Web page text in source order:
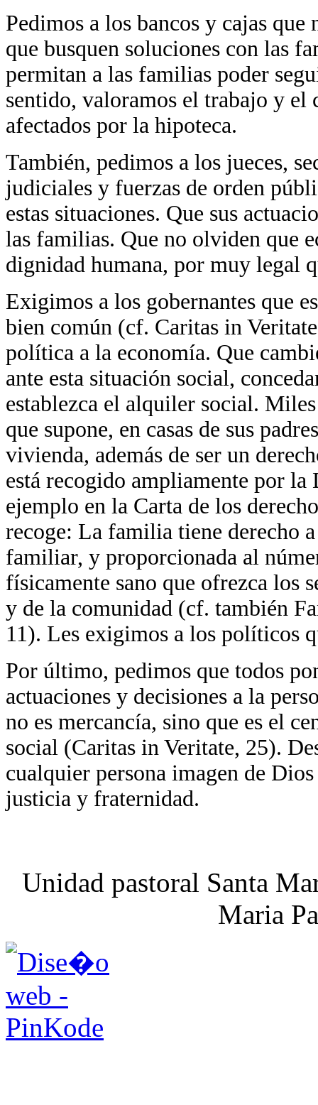
Pedimos a los bancos y cajas
que busquen soluciones con las
permitan a las familias poder
sentido, valoramos el trabajo y el
afectados por la hipoteca.
También, pedimos a los jueces,
judiciales y fuerzas de orden
estas situaciones. Que sus
las familias. Que no olviden que
dignidad humana, por muy legal
Exigimos a los gobernantes que
bien común (cf. Caritas in
política a la economía. Que
ante esta situación social,
establezca el alquiler social.
que supone, en casas de sus
vivienda, además de ser un
está recogido ampliamente por
ejemplo en la Carta de los
recoge: La familia tiene derecho
familiar, y proporcionada al
físicamente sano que ofrezca los
y de la comunidad (cf. también
11). Les exigimos a los políticos
Por último, pedimos que todos
actuaciones y decisiones a la
no es mercancía, sino que es el
social (Caritas in Veritate, 25).
cualquier persona imagen de
justicia y fraternidad.
Unidad pastoral Santa
Maria